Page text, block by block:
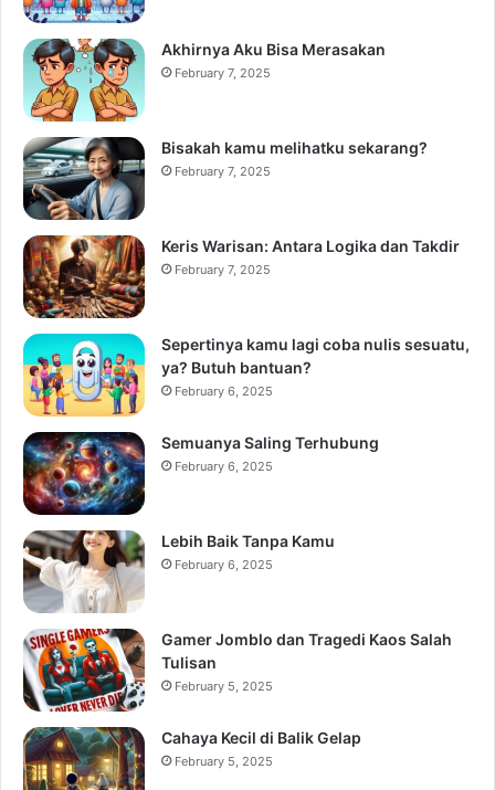
Akhirnya Aku Bisa Merasakan
February 7, 2025
Bisakah kamu melihatku sekarang?
February 7, 2025
Keris Warisan: Antara Logika dan Takdir
February 7, 2025
Sepertinya kamu lagi coba nulis sesuatu,
ya? Butuh bantuan?
February 6, 2025
Semuanya Saling Terhubung
February 6, 2025
Lebih Baik Tanpa Kamu
February 6, 2025
Gamer Jomblo dan Tragedi Kaos Salah
Tulisan
February 5, 2025
Cahaya Kecil di Balik Gelap
February 5, 2025